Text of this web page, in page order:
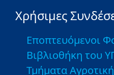
Χρήσιμες
Εποπτευόμενοι
Βιβλιοθήκη του
Τμήματα